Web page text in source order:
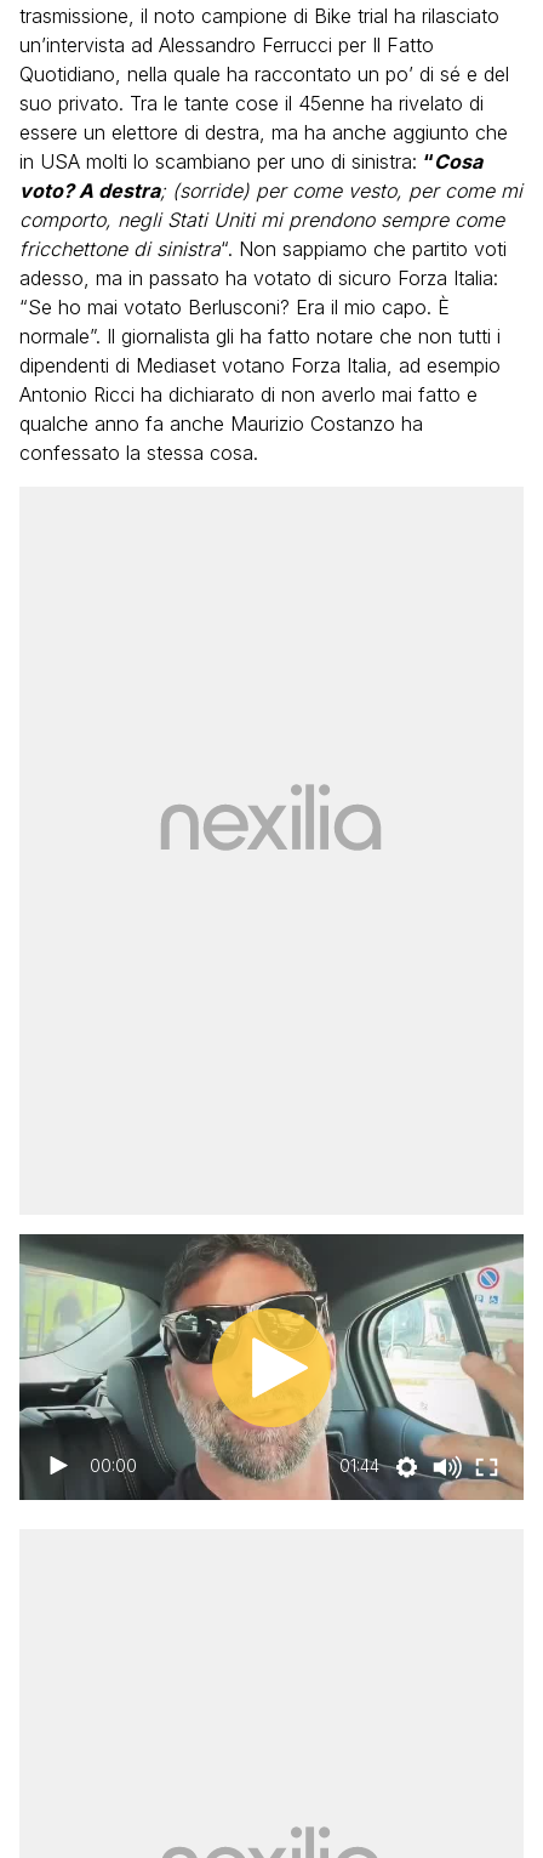
trasmissione, il noto campione di Bike trial ha rilasciato
un’intervista ad Alessandro Ferrucci per Il Fatto
Quotidiano, nella quale ha raccontato un po’ di sé e del
suo privato. Tra le tante cose il 45enne ha rivelato di
essere un elettore di destra, ma ha anche aggiunto che
in USA molti lo scambiano per uno di sinistra: “Cosa
voto? A destra; (sorride) per come vesto, per come mi
comporto, negli Stati Uniti mi prendono sempre come
fricchettone di sinistra“. Non sappiamo che partito voti
adesso, ma in passato ha votato di sicuro Forza Italia:
“Se ho mai votato Berlusconi? Era il mio capo. È
normale”. Il giornalista gli ha fatto notare che non tutti i
dipendenti di Mediaset votano Forza Italia, ad esempio
Antonio Ricci ha dichiarato di non averlo mai fatto e
qualche anno fa anche Maurizio Costanzo ha
confessato la stessa cosa.
00:00 01:44